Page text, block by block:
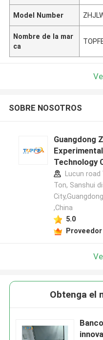
Model Number
Nombre de la mar
ca
SOBRE NOSOTROS
Guangdong
Technology
fabricante
Lucun
Ton, Sanshui
,China
5.0
Obtenga el